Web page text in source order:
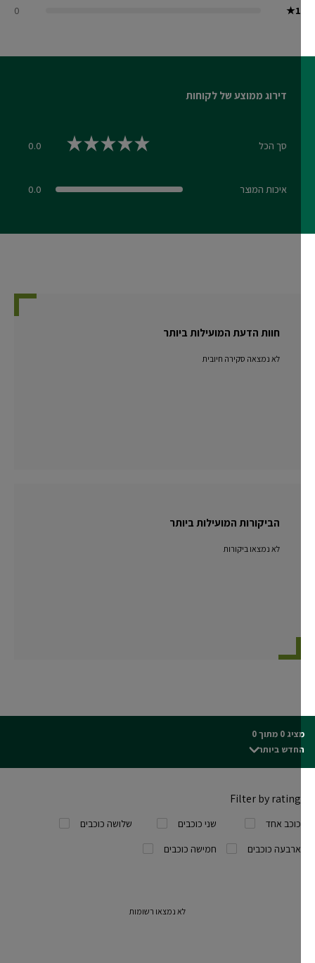
דירוג ממוצע של לקוחות
סך הכל
איכות המוצר
חוות הדעת המועילות ביותר
לא נמצאה סקירה חיובית
הביקורות המועילות ביותר
לא נמצאו ביקורות
0 מתוך 0
ביותר
Filter by rating
כוכב אחד שני כוכבים
שלושה כוכבים
ארבעה כוכבים
חמישה כוכבים
לא נמצאו רשומות